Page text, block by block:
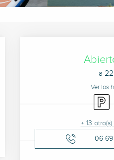
Horarios
a
Ver los
+ 13
06